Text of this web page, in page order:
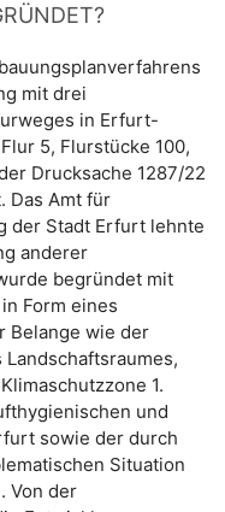
mit drei
in Erfurt-
5, Flurstücke 100,
Drucksache 1287/22
Das Amt für
der Stadt Erfurt lehnte
anderer
begründet mit
Form eines
Belange wie der
1.
und
sowie der durch
Situation
Von der